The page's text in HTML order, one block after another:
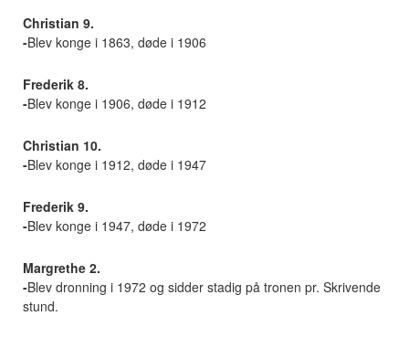
Christian 9.
-Blev konge i 1863, døde i 1906
Frederik 8.
-Blev konge i 1906, døde i 1912
Christian 10.
-Blev konge i 1912, døde i 1947
Frederik 9.
-Blev konge i 1947, døde i 1972
Margrethe 2.
-Blev dronning i 1972 og sidder stadig på tronen pr. Skrivende
stund.